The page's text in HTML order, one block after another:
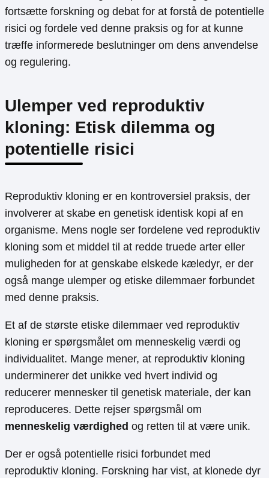
fortsætte forskning og debat for at forstå de potentielle
risici og fordele ved denne praksis og for at kunne
træffe informerede beslutninger om dens anvendelse
og regulering.
Ulemper ved reproduktiv
kloning: Etisk dilemma og
potentielle risici
Reproduktiv kloning er en kontroversiel praksis, der
involverer at skabe en genetisk identisk kopi af en
organisme. Mens nogle ser fordelene ved reproduktiv
kloning som et middel til at redde truede arter eller
muligheden for at genskabe elskede kæledyr, er der
også mange ulemper og etiske dilemmaer forbundet
med denne praksis.
Et af de største etiske dilemmaer ved reproduktiv
kloning er spørgsmålet om menneskelig værdi og
individualitet. Mange mener, at reproduktiv kloning
underminerer det unikke ved hvert individ og
reducerer mennesker til genetisk materiale, der kan
reproduceres. Dette rejser spørgsmål om
menneskelig værdighed og retten til at være unik.
Der er også potentielle risici forbundet med
reproduktiv kloning. Forskning har vist, at klonede dyr